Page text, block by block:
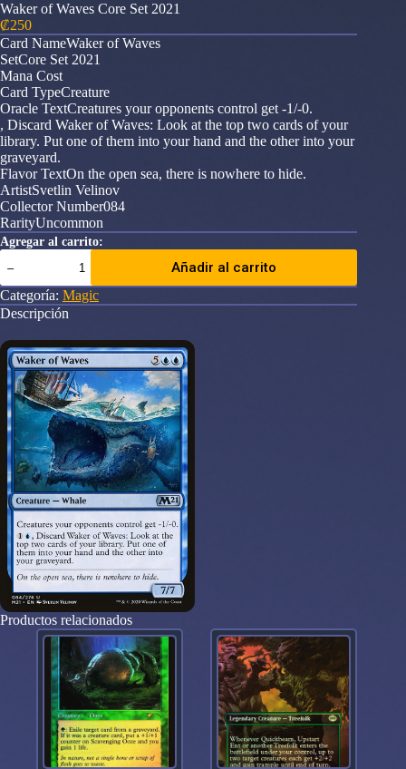
Waker of Waves Core Set 2021
₡250
Card NameWaker of Waves
SetCore Set 2021
Mana Cost
Card TypeCreature
Oracle TextCreatures your opponents control get -1/-0.
, Discard Waker of Waves: Look at the top two cards of your
library. Put one of them into your hand and the other into your
graveyard.
Flavor TextOn the open sea, there is nowhere to hide.
ArtistSvetlin Velinov
Collector Number084
RarityUncommon
Agregar al carrito:
Waker
of
Waves
Core
Set
cantidad
Añadir al carrito
Categoría: Magic
Descripción
Productos relacionados